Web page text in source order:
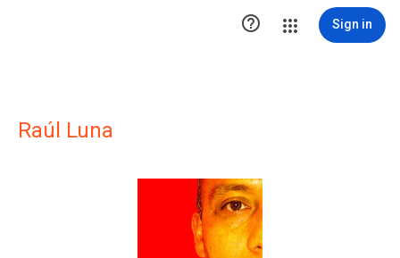
 Sign in
Raúl Luna